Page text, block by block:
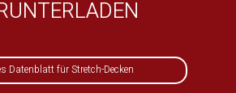
Datenblatt für Stretch-Decken